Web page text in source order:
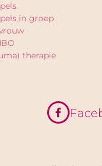
in groep
therapie